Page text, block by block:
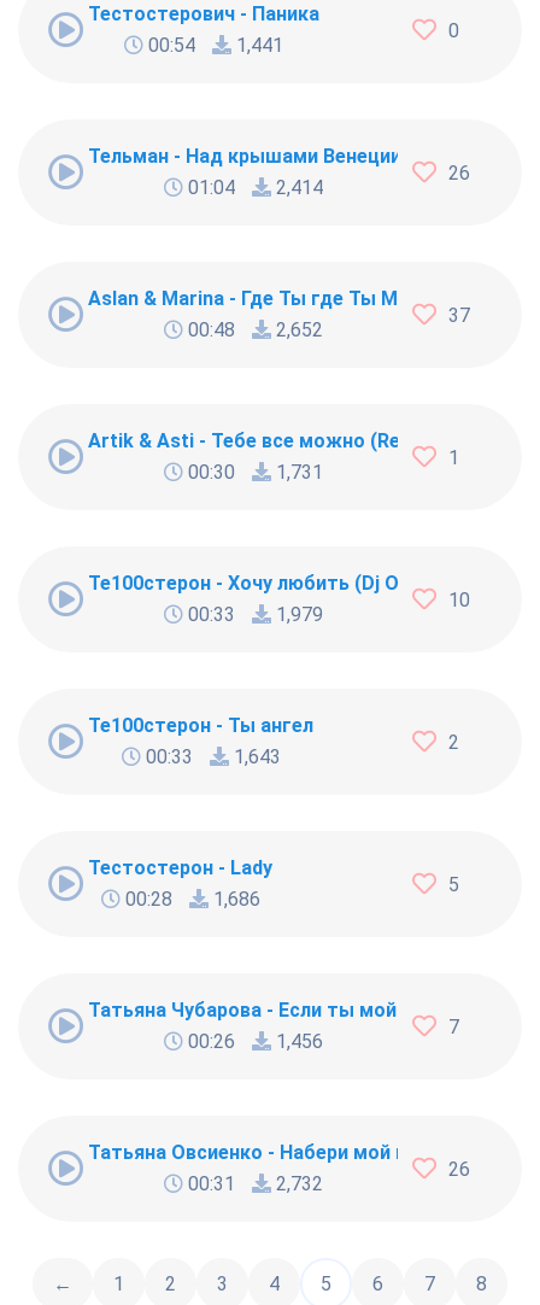
Тестостерович - Паника
00:54
1,441
0
Тельман - Над крышами Венеции
01:04
2,414
26
Aslan & Marina - Где Ты где Ты Милый мой
00:48
2,652
37
Artik & Asti - Тебе все можно (Remix)
00:30
1,731
1
Те100стерон - Хочу любить (Dj Oneon Remix)
00:33
1,979
10
Те100стерон - Ты ангел
00:33
1,643
2
Тестостерон - Lady
00:28
1,686
5
Татьяна Чубарова - Если ты мой воздух
00:26
1,456
7
Татьяна Овсиенко - Набери мой номер
00:31
2,732
26
← 1 2 3 4 5 6 7 8